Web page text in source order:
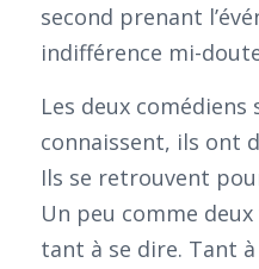
second prenant
indifférence mi-
Les deux
connaissent, ils ont
Ils se retrouvent
Un peu comme
tant à se dire. Tant